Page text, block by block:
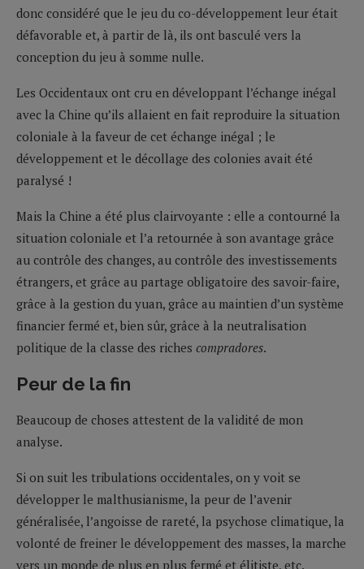
donc considéré que le jeu du co-développement leur était
défavorable et, à partir de là, ils ont basculé vers la
conception du jeu à somme nulle.
Les Occidentaux ont cru en développant l’échange inégal
avec la Chine qu’ils allaient en fait reproduire la situation
coloniale à la faveur de cet échange inégal ; le
développement et le décollage des colonies avait été
paralysé !
Mais la Chine a été plus clairvoyante : elle a contourné la
situation coloniale et l’a retournée à son avantage grâce
au contrôle des changes, au contrôle des investissements
étrangers, et grâce au partage obligatoire des savoir-faire,
grâce à la gestion du yuan, grâce au maintien d’un système
financier fermé et, bien sûr, grâce à la neutralisation
politique de la classe des riches compradores.
Peur de la fin
Beaucoup de choses attestent de la validité de mon
analyse.
Si on suit les tribulations occidentales, on y voit se
développer le malthusianisme, la peur de l’avenir
généralisée, l’angoisse de rareté, la psychose climatique, la
volonté de freiner le développement des masses, la marche
vers un monde de plus en plus fermé et élitiste, etc.